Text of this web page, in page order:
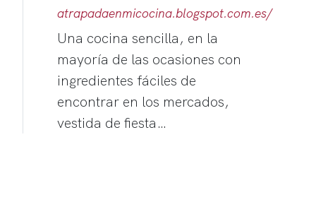
atrapadaenmicocina.blogspot.com.es/
Una cocina sencilla, en la
mayoría de las ocasiones con
ingredientes fáciles de
encontrar en los mercados,
vestida de fiesta…